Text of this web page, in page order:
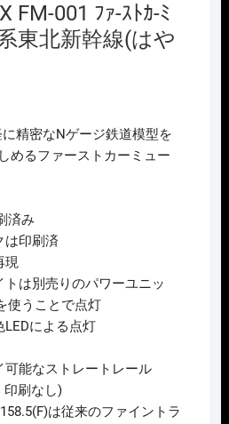
FM-001 ﾌｧ-ｽﾄｶ-ﾐ
東北新幹線(はや
精密なNゲージ鉄道模型を
めるファーストカーミュー
済み
は印刷済
現
は別売りのパワーユニッ
使うことで点灯
による点灯
能なストレートレール
印刷なし)
は従来のファイントラ